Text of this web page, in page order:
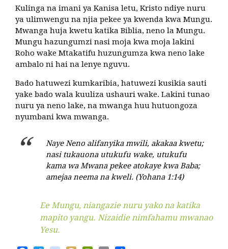
Kulinga na imani ya Kanisa letu, Kristo ndiye nuru
ya ulimwengu na njia pekee ya kwenda kwa Mungu.
Mwanga huja kwetu katika Biblia, neno la Mungu.
Mungu hazungumzi nasi moja kwa moja lakini
Roho wake Mtakatifu huzungumza kwa neno lake
ambalo ni hai na lenye nguvu.
Bado hatuwezi kumkaribia, hatuwezi kusikia sauti
yake bado wala kuuliza ushauri wake. Lakini tunao
nuru ya neno lake, na mwanga huu hutuongoza
nyumbani kwa mwanga.
Naye Neno alifanyika mwili, akakaa kwetu;
nasi tukauona utukufu wake, utukufu
kama wa Mwana pekee atokaye kwa Baba;
amejaa neema na kweli. (Yohana 1:14)
Ee Mungu, niangazie nuru yako na katika
mapito yangu. Nizaidie nimfahamu mwanao
Yesu.